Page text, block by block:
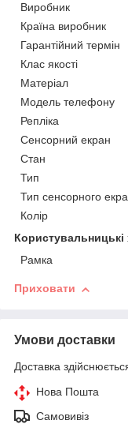
Виробник
Країна виробник
Гарантійний термін
Клас якості
Матеріал
Модель телефону
Репліка
Сенсорний екран
Стан
Тип
Тип сенсорного
Колір
Користувальницькі
Рамка
Приховати
Умови доставки
Доставка
Нова Пошта
Самовивіз